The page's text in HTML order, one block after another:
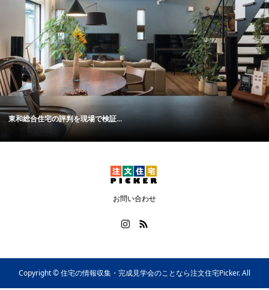
東和総合住宅の評判を現場で検証...
お問い合わせ
Copyright ©住宅の情報収集・完成見学会のことなら注文住宅Picker. All